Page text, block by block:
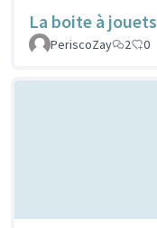
La boite à jouets
PeriscoZay
2 0